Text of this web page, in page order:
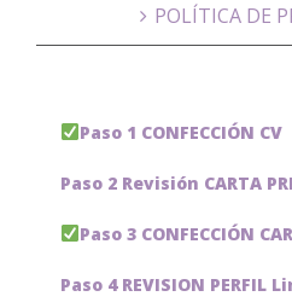
POLÍTICA DE
Paso 1 CONFECCIÓN CV
Paso 2 Revisión CARTA
Paso 3 CONFECCIÓN
Paso 4 REVISION PERFIL